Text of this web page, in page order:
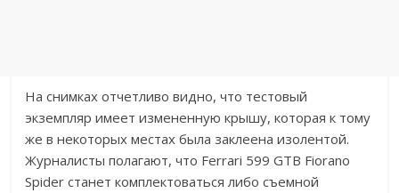
На снимках отчетливо видно, что тестовый
экземпляр имеет измененную крышу, которая к тому
же в некоторых местах была заклеена изолентой.
Журналисты полагают, что Ferrari 599 GTB Fiorano
Spider станет комплектоваться либо съемной